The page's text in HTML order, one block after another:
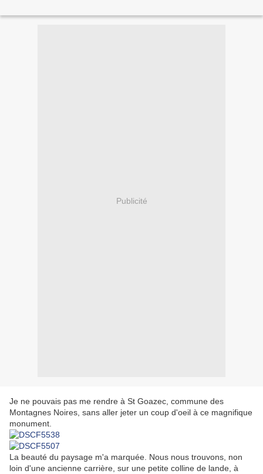
Publicité
Je ne pouvais pas me rendre à St Goazec, commune des
Montagnes Noires, sans aller jeter un coup d'oeil à ce magnifique
monument.
La beauté du paysage m'a marquée. Nous nous trouvons, non
loin d'une ancienne carrière, sur une petite colline de lande, à